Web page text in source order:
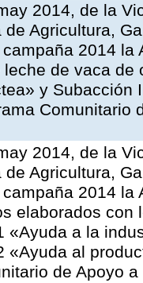
2014, de la
Agricultura,
2014
de vaca
y Subacción
Comunitario
2014, de la
Agricultura,
2014
elaborados
«Ayuda a la
«Ayuda al
de Apoyo